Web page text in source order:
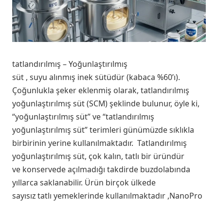
tatlandırılmış – Yoğunlaştırılmış
süt , suyu alınmış inek sütüdür (kabaca %60’ı).
Çoğunlukla şeker eklenmiş olarak, tatlandırılmış
yoğunlaştırılmış süt (SCM) şeklinde bulunur, öyle ki,
“yoğunlaştırılmış süt” ve “tatlandırılmış
yoğunlaştırılmış süt” terimleri günümüzde sıklıkla
birbirinin yerine kullanılmaktadır. Tatlandırılmış
yoğunlaştırılmış süt, çok kalın, tatlı bir üründür
ve konservede açılmadığı takdirde buzdolabında
yıllarca saklanabilir. Ürün birçok ülkede
sayısız tatlı yemeklerinde kullanılmaktadır ,NanoPro